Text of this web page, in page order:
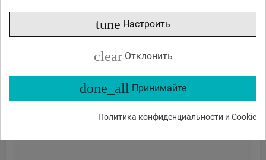
tune Настроить
clear Отклонить
done_all Принимайте
Политика конфиденциальности и Cookie